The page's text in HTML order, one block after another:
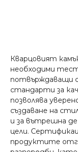
Кварцовият
необходими
потвърждаващи
стандарти за
позволява
създаване на
и за вътрешна
цели.
продуктите